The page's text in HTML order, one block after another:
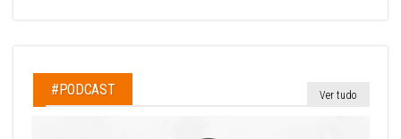
#PODCAST Ver tudo